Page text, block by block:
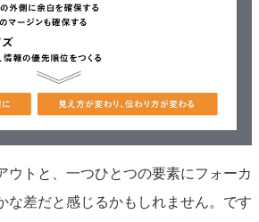
ウトと、一つひとつの要素にフォーカ
な差だと感じるかも しれません。です